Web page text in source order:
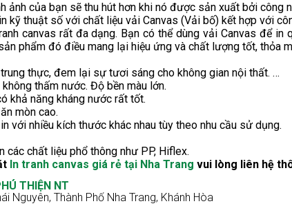
ảnh của bạn sẽ thu hút hơn khi nó được sản xuất bởi công
kỹ thuật số với chất liệu vải Canvas (Vải bố) kết hợp với
canvas rất đa dạng. Bạn có thể dùng vải Canvas để in
phẩm đó điều mang lại hiệu ứng và chất lượng tốt, thỏa
trung thực, đem lại sự tươi sáng cho không gian nội thất. …
thấm nước. Độ bền màu lớn.
khả năng kháng nước rất tốt.
mòn cao.
với nhiều kích thước khác nhau tùy theo nhu cầu sử dụng.
các chất liệu phổ thông như PP, Hiflex.
In tranh canvas giá rẻ tại Nha Trang vui lòng liên hệ
THIỆN NT
Nguyên, Thành Phố Nha Trang, Khánh Hòa